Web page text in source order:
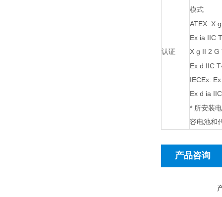
认证
模式
ATEX: X
Ex ia IIC
X g II 2
Ex d IIC
IECEx:
Ex d ia
* 所安装
容电池和
产品咨询